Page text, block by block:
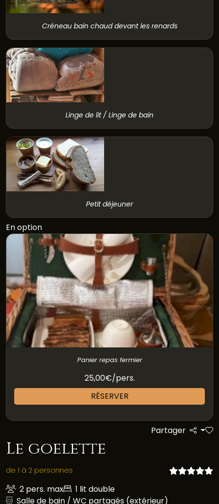
Créneau bain chaud devant les renards
Linge de lit / Linge de bain
Petit déjeuner
En option
Panier repas fermier
25,00€/pers.
RÉSERVER
Partager
Le goelette
de 1 à 2 personnes
2 pers. max
1 lit double
Salle de bain / WC partagés (extérieur)